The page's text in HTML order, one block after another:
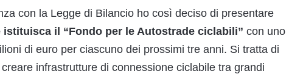
con la Legge di Bilancio ho così deciso di presentare
istituisca il “Fondo per le Autostrade ciclabili” con uno
di euro per ciascuno dei prossimi tre anni. Si tratta di
infrastrutture di connessione ciclabile tra grandi